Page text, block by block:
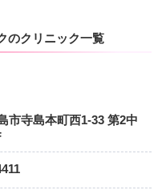
のクリニック一覧
市寺島本町西1-33 第2中